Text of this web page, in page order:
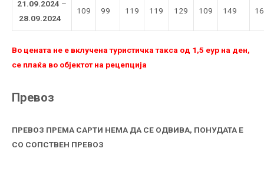
21.09.2024 –
28.09.2024
109 99 119 119 129 109 149
Во цената не е вклучена туристичка такса од 1,5 еур на ден,
се плаќа во објектот на рецепција
Превоз
ПРЕВОЗ ПРЕМА САРТИ НЕМА ДА СЕ ОДВИВА, ПОНУДАТА Е
СО СОПСТВЕН ПРЕВОЗ